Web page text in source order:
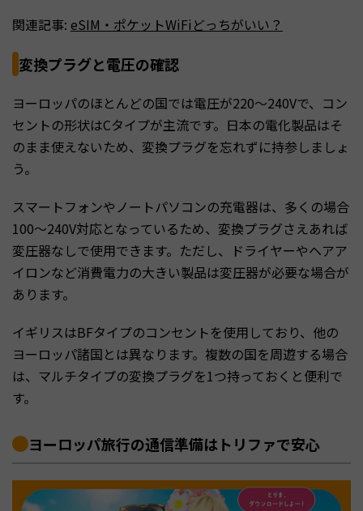
関連記事: eSIM・ポケットWiFiどっちがいい？
変換プラグと電圧の確認
ヨーロッパのほとんどの国では電圧が220〜240Vで、コン
セントの形状はCタイプが主流です。日本の電化製品はそ
のまま使えないため、変換プラグを忘れずに持参しましょ
う。
スマートフォンやノートパソコンの充電器は、多くの場合
100〜240V対応となっているため、変換プラグさえあれば
変圧器なしで使用できます。ただし、ドライヤーやヘアア
イロンなど消費電力の大きい製品は変圧器が必要な場合が
あります。
イギリスはBFタイプのコンセントを使用しており、他の
ヨーロッパ諸国とは異なります。複数の国を周遊する場合
は、マルチタイプの変換プラグを1つ持っておくと便利で
す。
ヨーロッパ旅行の通信準備はトリファで安心